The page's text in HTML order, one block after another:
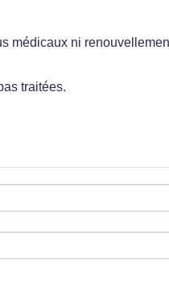
médicaux ni
traitées.